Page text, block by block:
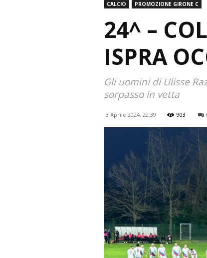
CALCIO PROMOZIONE GIRONE C
24^ –
ISPRA
Gli uomini di Ulisse
sorpasso in vetta
3 Aprile 2024, 22:39 903